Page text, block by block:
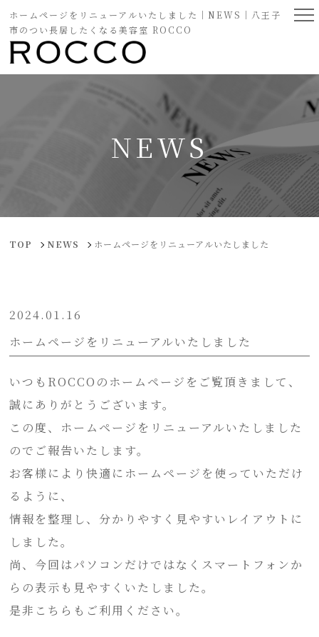
ホームページをリニューアルいたしました｜NEWS｜八王子
市のつい長居したくなる美容室 ROCCO
NEWS
TOP NEWS ホームページをリニューアルいたしました
2024.01.16
ホームページをリニューアルいたしました
いつもROCCOのホームページをご覧頂きまして、
誠にありがとうございます。
この度、ホームページをリニューアルいたしました
のでご報告いたします。
お客様により快適にホームページを使っていただけ
るように、
情報を整理し、分かりやすく見やすいレイアウトに
しました。
尚、今回はパソコンだけではなくスマートフォンか
らの表示も見やすくいたしました。
是非こちらもご利用ください。